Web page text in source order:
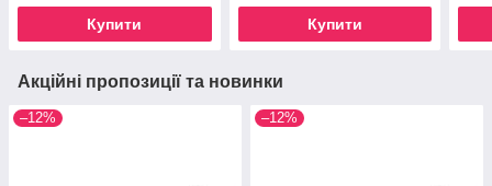
Купити Купити
Акційні пропозиції та новинки
–12% –12%